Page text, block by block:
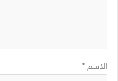
الاسم*